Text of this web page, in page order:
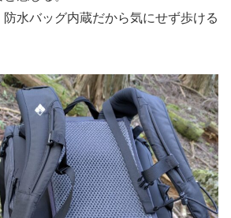
水バッグ内蔵だから気にせず歩ける